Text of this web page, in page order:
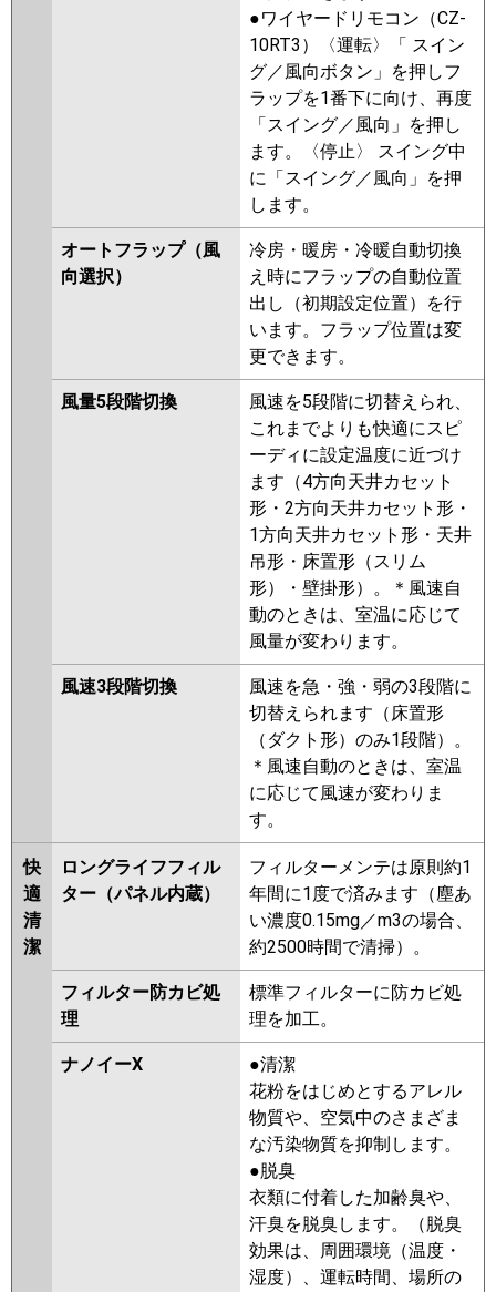
●ワイヤードリモコン（CZ-
10RT3）〈運転〉「 スイン
グ／風向ボタン」を押しフ
ラップを1番下に向け、再度
「スイング／風向」を押し
ます。〈停止〉 スイング中
に「スイング／風向」を押
します。
オートフラップ（風
向選択）
冷房・暖房・冷暖自動切換
え時にフラップの自動位置
出し（初期設定位置）を行
います。フラップ位置は変
更できます。
風量5段階切換
風速を5段階に切替えられ、
これまでよりも快適にスピ
ーディに設定温度に近づけ
ます（4方向天井カセット
形・2方向天井カセット形・
1方向天井カセット形・天井
吊形・床置形（スリム
形）・壁掛形）。＊風速自
動のときは、室温に応じて
風量が変わります。
風速3段階切換
風速を急・強・弱の3段階に
切替えられます（床置形
（ダクト形）のみ1段階）。
＊風速自動のときは、室温
に応じて風速が変わりま
す。
快
適
清
潔
ロングライフフィル
ター（パネル内蔵）
フィルターメンテは原則約1
年間に1度で済みます（塵あ
い濃度0.15mg／m3の場合、
約2500時間で清掃）。
フィルター防カビ処
理
標準フィルターに防カビ処
理を加工。
ナノイーX
●清潔
花粉をはじめとするアレル
物質や、空気中のさまざま
な汚染物質を抑制します。
●脱臭
衣類に付着した加齢臭や、
汗臭を脱臭します。（脱臭
効果は、周囲環境（温度・
湿度）、運転時間、場所の